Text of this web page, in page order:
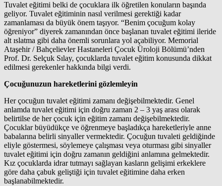
Tuvalet eğitimi belki de çocuklara ilk öğretilen konuların başında
geliyor. Tuvalet eğitiminin nasıl verilmesi gerektiği kadar
zamanlaması da büyük önem taşıyor. “Benim çocuğum kolay
öğreniyor” diyerek zamanından önce başlanan tuvalet eğitimi ileride
alt ıslatma gibi daha önemli sorunlara yol açabiliyor. Memorial
Ataşehir / Bahçelievler Hastaneleri Çocuk Üroloji Bölümü’nden
Prof. Dr. Selçuk Sılay, çocuklarda tuvalet eğitim konusunda dikkat
edilmesi gerekenler hakkında bilgi verdi.
Çocuğunuzun hareketlerini gözlemleyin
Her çocuğun tuvalet eğitimi zamanı değişebilmektedir. Genel
anlamda tuvalet eğitimi için doğru zaman 2 – 3 yaş arası olarak
belirtilse de her çocuk için eğitim zamanı değişebilmektedir.
Çocuklar büyüdükçe ve öğrenmeye başladıkça hareketleriyle anne
babalarına belirli sinyaller vermektedir. Çocuğun tuvaleti geldiğinde
eliyle göstermesi, söylemeye çalışması veya oturması gibi sinyaller
tuvalet eğitimi için doğru zamanın geldiğini anlamına gelmektedir.
Kız çocuklarda idrar tutmayı sağlayan kasların gelişimi erkeklere
göre daha çabuk geliştiği için tuvalet eğitimine daha erken
başlanabilmektedir.